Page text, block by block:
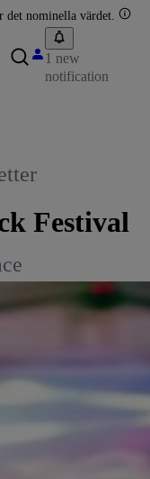
det nominella värdet.
1 new
notification
Festival